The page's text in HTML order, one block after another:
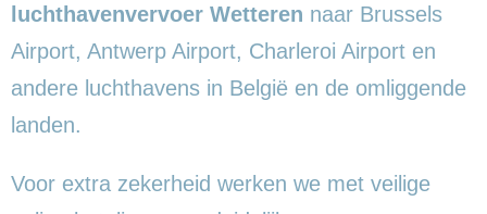
luchthavenvervoer Wetteren naar Brussels
Airport, Antwerp Airport, Charleroi Airport en
andere luchthavens in België en de omliggende
landen.
Voor extra zekerheid werken we met veilige